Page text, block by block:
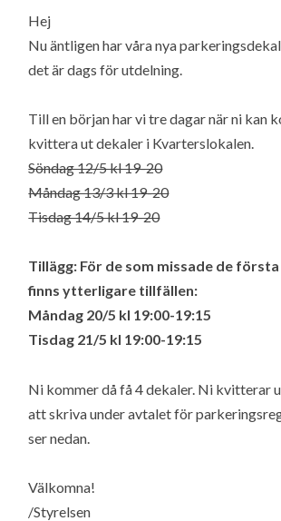
Hej
Nu äntligen har våra nya
det är dags för utdelning.
Till en början har vi tre dagar när ni kan
kvittera ut dekaler i Kvarterslokalen.
Söndag 12/5 kl 19-20
Måndag 13/3 kl 19-20
Tisdag 14/5 kl 19-20
Tillägg: För de som missade de
finns ytterligare tillfällen:
Måndag 20/5 kl 19:00-19:15
Tisdag 21/5 kl 19:00-19:15
Ni kommer då få 4 dekaler. Ni kvitterar
att skriva under avtalet för
ser nedan.
Välkomna!
/Styrelsen